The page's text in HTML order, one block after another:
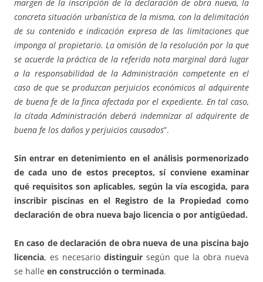
margen de la inscripción de la declaración de obra nueva, la
concreta situación urbanística de la misma, con la delimitación
de su contenido e indicación expresa de las limitaciones que
imponga al propietario. La omisión de la resolución por la que
se acuerde la práctica de la referida nota marginal dará lugar
a la responsabilidad de la Administración competente en el
caso de que se produzcan perjuicios económicos al adquirente
de buena fe de la finca afectada por el expediente. En tal caso,
la citada Administración deberá indemnizar al adquirente de
buena fe los daños y perjuicios causados”.
Sin entrar en detenimiento en el análisis pormenorizado
de cada uno de estos preceptos, sí conviene examinar
qué requisitos son aplicables, según la vía escogida, para
inscribir piscinas en el Registro de la Propiedad como
declaración de obra nueva bajo licencia o por antigüedad.
En caso de declaración de obra nueva de una piscina bajo
licencia, es necesario distinguir según que la obra nueva
se halle en construcción o terminada.